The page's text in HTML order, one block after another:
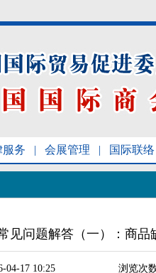
服务 | 会展管理 | 国际联络
见问题解答（一）：商
04-17 10:25 浏览次